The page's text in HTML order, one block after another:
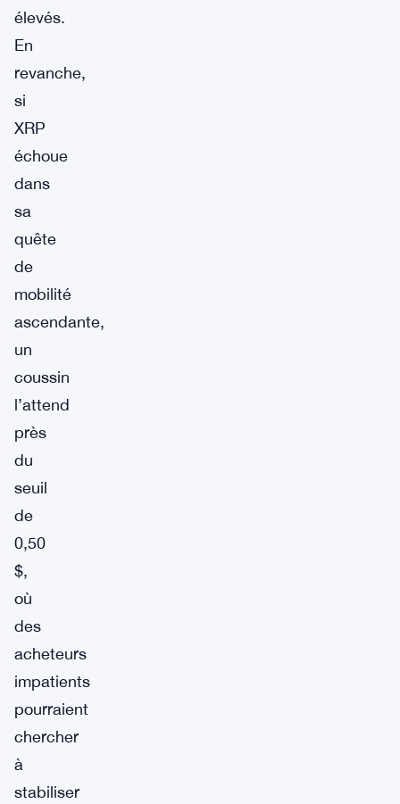
élevés.
En
revanche,
si
XRP
échoue
dans
sa
quête
de
mobilité
ascendante,
un
coussin
l’attend
près
du
seuil
de
0,50
$,
où
des
acheteurs
impatients
pourraient
chercher
à
stabiliser